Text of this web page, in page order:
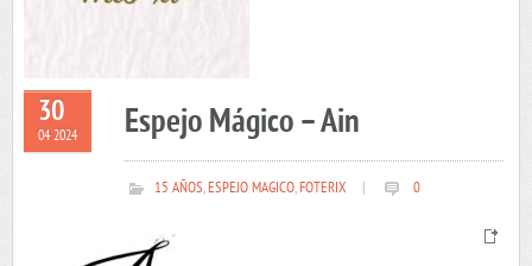
30
04 2024 Espejo Mágico – Ain
15 AÑOS,ESPEJO MAGICO,FOTERIX 0